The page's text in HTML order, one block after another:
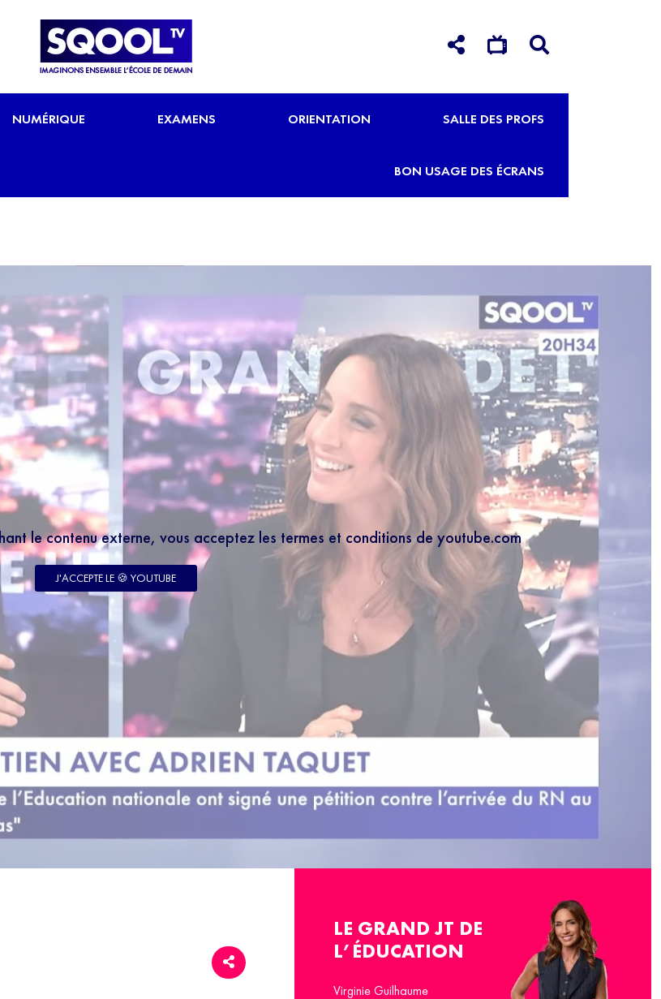
NUMÉRIQUE EXAMENS ORIENTATION SALLE DES PROFS
BON USAGE DES ÉCRANS
le contenu externe, vous acceptez les termes et conditions de youtube.com
J'ACCEPTE LE 🍪 YOUTUBE
LE GRAND JT DE
L’ÉDUCATION
Virginie Guilhaume